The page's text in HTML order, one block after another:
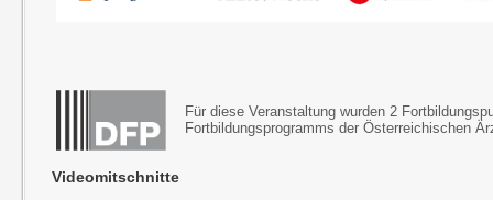
Für diese Veranstaltung wurden 2
Fortbildungsprogramms der Österreichischen
Videomitschnitte